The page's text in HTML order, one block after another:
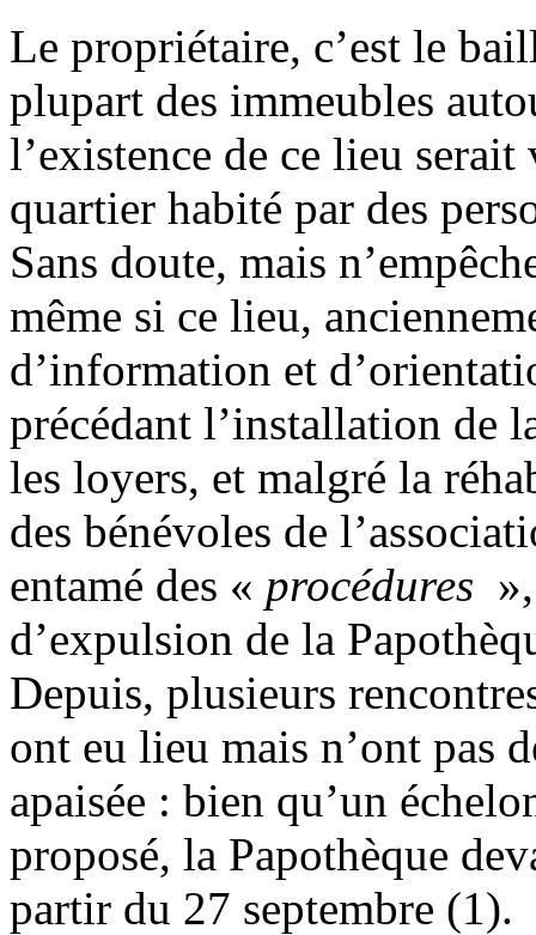
Le propriétaire, c’est le
plupart des immeubles
l’existence de ce lieu
quartier habité par des
Sans doute, mais
même si ce lieu,
d’information et
précédant l’installation de
les loyers, et malgré la
des bénévoles de
entamé des « procédures
d’expulsion de la
Depuis, plusieurs
ont eu lieu mais n’ont pas
apaisée : bien qu’un
proposé, la Papothèque
partir du 27 septembre (1).